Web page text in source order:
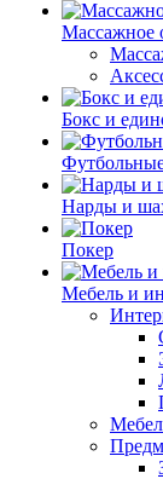
Массажное
Бокс и
Нарды и
Покер
Мебель и